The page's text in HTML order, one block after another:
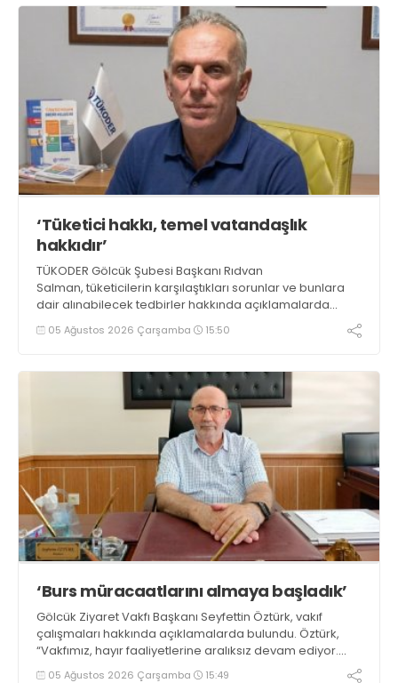
‘Tüketici hakkı, temel vatandaşlık
hakkıdır’
TÜKODER Gölcük Şubesi Başkanı Rıdvan
Salman, tüketicilerin karşılaştıkları sorunlar ve bunlara
dair alınabilecek tedbirler hakkında açıklamalarda
bulundu. Salman, “Unutulmamalıdır ki tüketici hakkı,
temel bir vatandaşlık hakkıdır” dedi
05 Ağustos 2026 Çarşamba 15:50
‘Burs müracaatlarını almaya başladık’
Gölcük Ziyaret Vakfı Başkanı Seyfettin Öztürk, vakıf
çalışmaları hakkında açıklamalarda bulundu. Öztürk,
“Vakfımız, hayır faaliyetlerine aralıksız devam ediyor.
Öğrenci bursları için müracaatları almaya başladık’ dedi
05 Ağustos 2026 Çarşamba 15:49